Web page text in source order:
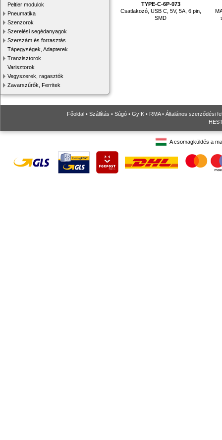
Peltier modulok
Pneumatika
Szenzorok
Szerelési segédanyagok
Szerszám és forrasztás
Tápegységek, Adapterek
Tranzisztorok
Varisztorok
Vegyszerek, ragasztók
Zavarszűrők, Ferritek
TYPE-C-6P-073
Csatlakozó, USB C, 5V, 5A, 6 pin,
SMD
Főoldal • Szállítás • Súgó • GyIK • RMA• Általános szerződési
A csomagküldés a